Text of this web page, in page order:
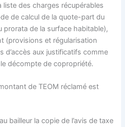
des charges récupérables
de calcul de la quote-part du
prorata de la surface habitable),
(provisions et régularisation
d’accès aux justificatifs comme
décompte de copropriété.
de TEOM réclamé est
bailleur la copie de l’avis de taxe